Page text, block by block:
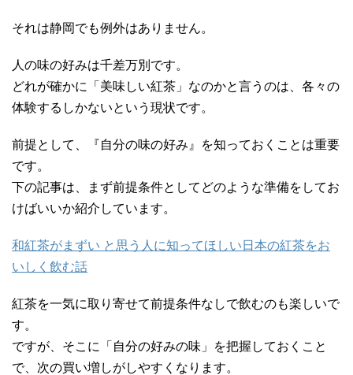
それは静岡でも例外はありません。
人の味の好みは千差万別です。
どれが確かに「美味しい紅茶」なのかと言うのは、各々の
体験するしかないという現状です。
前提として、『自分の味の好み』を知っておくことは重要
です。
下の記事は、まず前提条件としてどのような準備をしてお
けばいいか紹介しています。
和紅茶がまずい と思う人に知ってほしい日本の紅茶をお
いしく飲む話
紅茶を一気に取り寄せて前提条件なしで飲むのも楽しいで
す。
ですが、そこに「自分の好みの味」を把握しておくこと
で、次の買い増しがしやすくなります。